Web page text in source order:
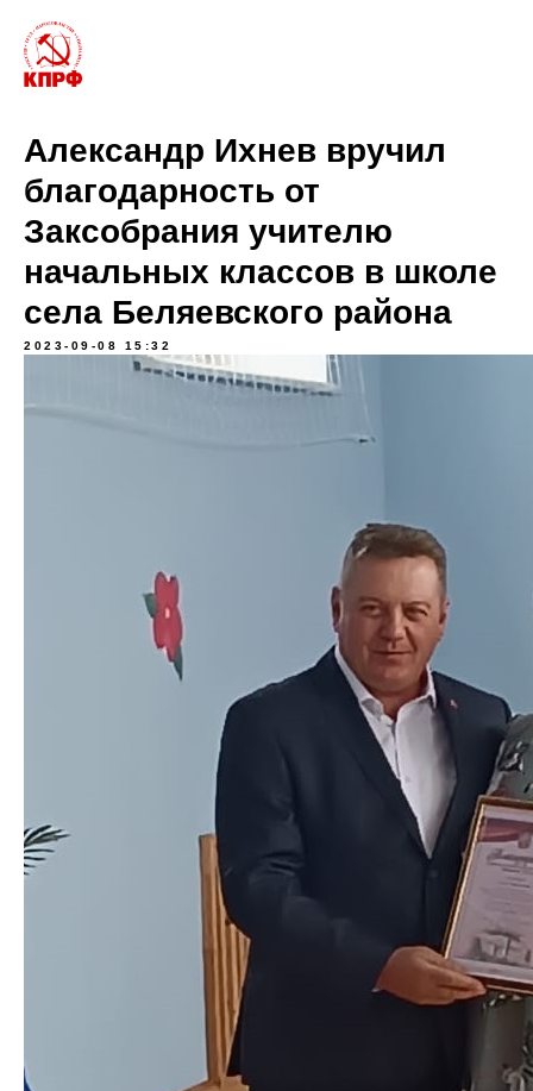
Александр Ихнев вручил
благодарность от
Заксобрания учителю
начальных классов в школе
села Беляевского района
2023-09-08 15:32